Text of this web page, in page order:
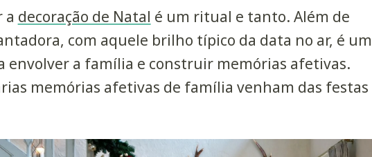
a decoração de Natal é um ritual e tanto. Além de
com aquele brilho típico da data no ar, é um
envolver a família e construir memórias afetivas.
memórias afetivas de família venham das festas